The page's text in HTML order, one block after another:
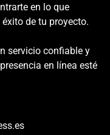
en lo que
de tu proyecto.
servicio confiable y
en línea esté